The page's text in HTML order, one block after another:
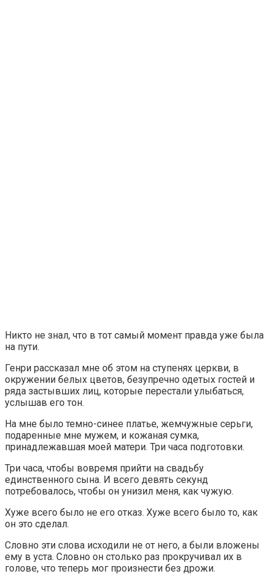
Никто не знал, что в тот самый момент правда уже была
на пути.
Генри рассказал мне об этом на ступенях церкви, в
окружении белых цветов, безупречно одетых гостей и
ряда застывших лиц, которые перестали улыбаться,
услышав его тон.
На мне было темно-синее платье, жемчужные серьги,
подаренные мне мужем, и кожаная сумка,
принадлежавшая моей матери. Три часа подготовки.
Три часа, чтобы вовремя прийти на свадьбу
единственного сына. И всего девять секунд
потребовалось, чтобы он унизил меня, как чужую.
Хуже всего было не его отказ. Хуже всего было то, как
он это сделал.
Словно эти слова исходили не от него, а были вложены
ему в уста. Словно он столько раз прокручивал их в
голове, что теперь мог произнести без дрожи.